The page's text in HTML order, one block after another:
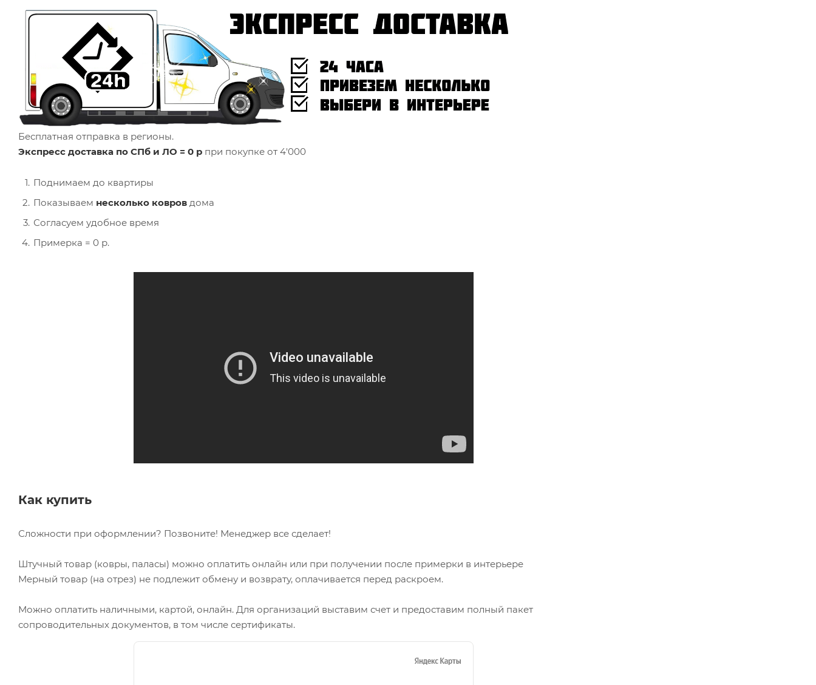
Бесплатная отправка в регионы.
Экспресс доставка по СПб и ЛО = 0 р при покупке от 4'000
Поднимаем до квартиры
Показываем несколько ковров дома
Согласуем удобное время
Примерка = 0 р.
Как купить
Сложности при оформлении? Позвоните! Менеджер все сделает!
Штучный товар (ковры, паласы) можно оплатить онлайн или при получении после примерки в интерьере
Мерный товар (на отрез) не подлежит обмену и возврату, оплачивается перед раскроем.
Можно оплатить наличными, картой, онлайн. Для организаций выставим счет и предоставим полный пакет
сопроводительных документов, в том числе сертификаты.